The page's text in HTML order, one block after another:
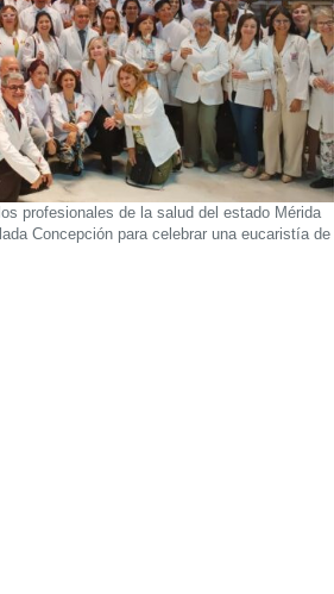
profesionales de la salud del estado Mérida
Concepción para celebrar una eucaristía de